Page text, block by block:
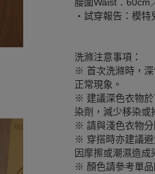
‧試穿報告：模特
洗滌注意事項：
※ 首次洗滌時，深
正常現象。
※ 建議深色衣物於
染劑，減少移染或
※ 請與淺色衣物分
※ 穿搭時亦建議避
因摩擦或潮濕造成
※ 顏色請參考單品